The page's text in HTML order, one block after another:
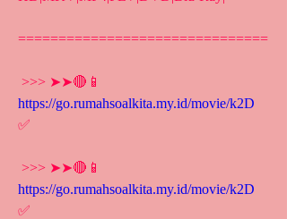
===============================
https://go.rumahsoalkita.my.id/movie/k2D
✅
https://go.rumahsoalkita.my.id/movie/k2D
✅